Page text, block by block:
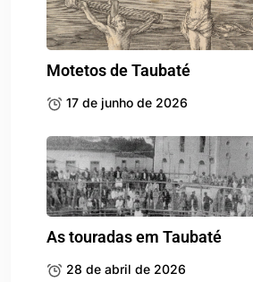
Motetos de Taubaté
17 de junho de 2026
As touradas em Taubaté
28 de abril de 2026